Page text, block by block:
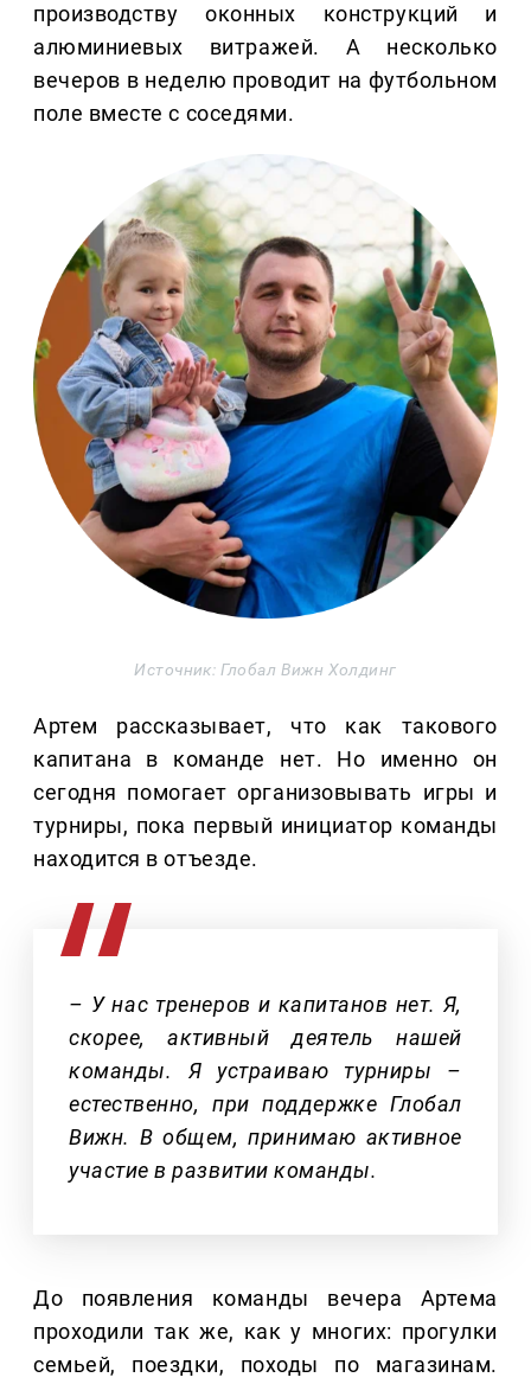
производству оконных конструкций и
алюминиевых витражей. А несколько
вечеров в неделю проводит на футбольном
поле вместе с соседями.
Источник: Глобал Вижн Холдинг
Артем рассказывает, что как такового
капитана в команде нет. Но именно он
сегодня помогает организовывать игры и
турниры, пока первый инициатор команды
находится в отъезде.
– У нас тренеров и капитанов нет. Я,
скорее, активный деятель нашей
команды. Я устраиваю турниры –
естественно, при поддержке Глобал
Вижн. В общем, принимаю активное
участие в развитии команды.
До появления команды вечера Артема
проходили так же, как у многих: прогулки
семьей, поездки, походы по магазинам.